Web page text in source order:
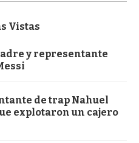
Vistas
y representante
de trap Nahuel
explotaron un cajero